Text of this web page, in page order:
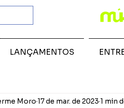
Moro 17 de mar. de 2023 1 min
LANÇAMENTOS